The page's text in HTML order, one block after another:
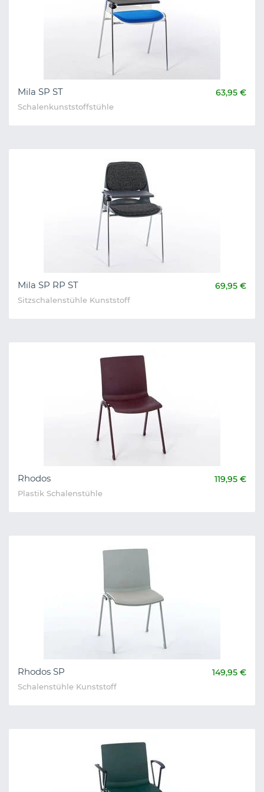
Mila SP ST 63,95 €
Schalenkunststoffstühle
Mila SP RP ST 69,95 €
Sitzschalenstühle Kunststoff
Rhodos 119,95 €
Plastik Schalenstühle
Rhodos SP 149,95 €
Schalenstühle Kunststoff